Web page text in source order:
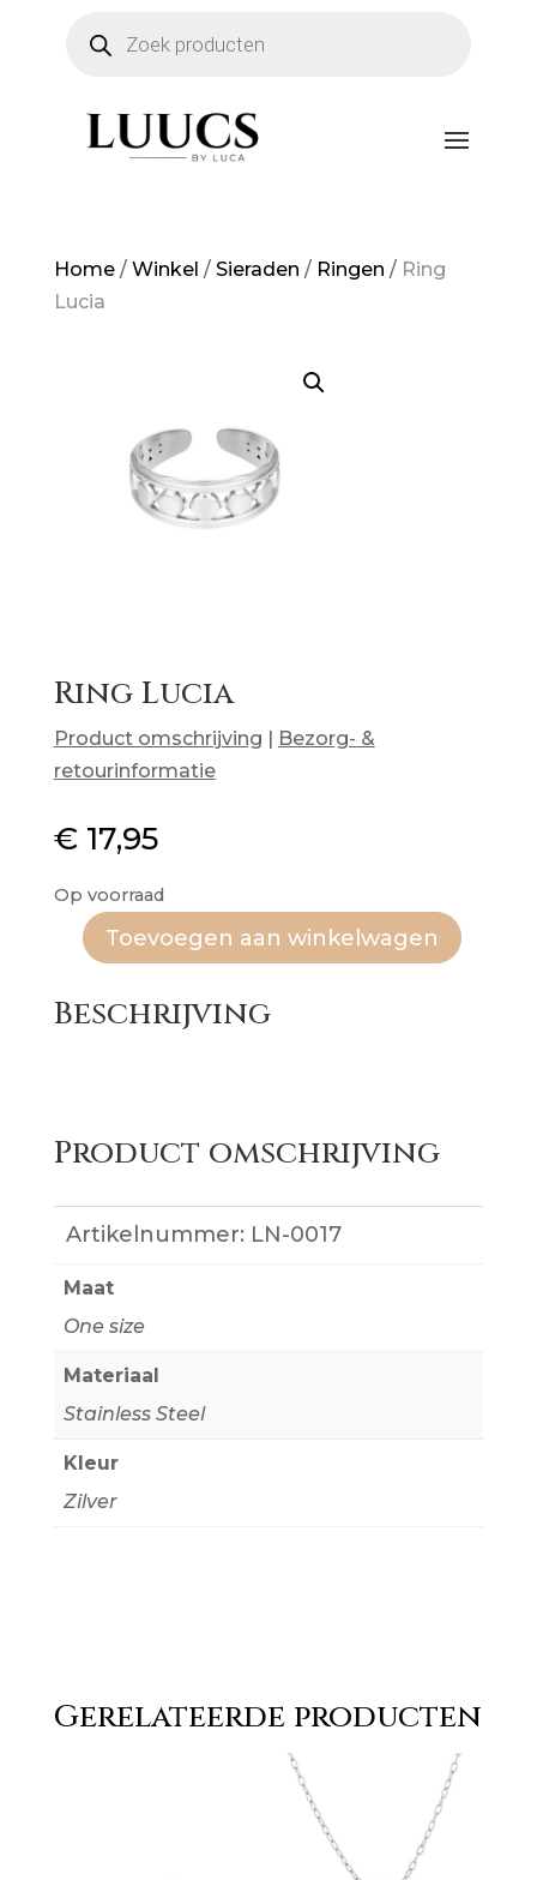
zoeken
Home/ Winkel / Sieraden / Ringen / Ring
Lucia
Ring Lucia
Product omschrijving
Bezorg- &
retourinformatie
€17,95
Op voorraad
Ring
aantal
Toevoegen aan winkelwagen
Beschrijving
Product omschrijving
Artikelnummer: LN-0017
Maat
One size
Materiaal
Stainless Steel
Kleur
Zilver
Gerelateerde producten